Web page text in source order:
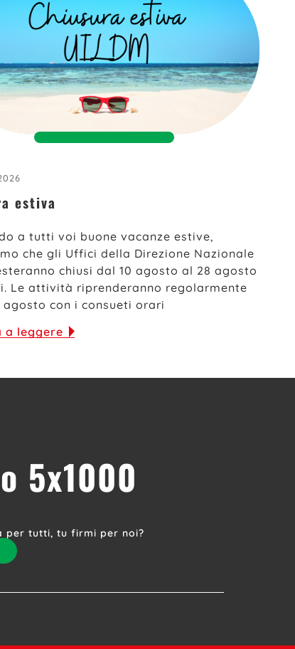
estiva
a tutti voi buone vacanze estive,
che gli Uffici della Direzione Nazionale
chiusi dal 10 agosto al 28 agosto
Le attività riprenderanno regolarmente
agosto con i consueti orari
a leggere
5x1000
per tutti, tu firmi per noi?